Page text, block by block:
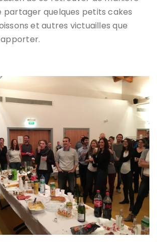
partager quelques petits cakes
et autres victuailles que